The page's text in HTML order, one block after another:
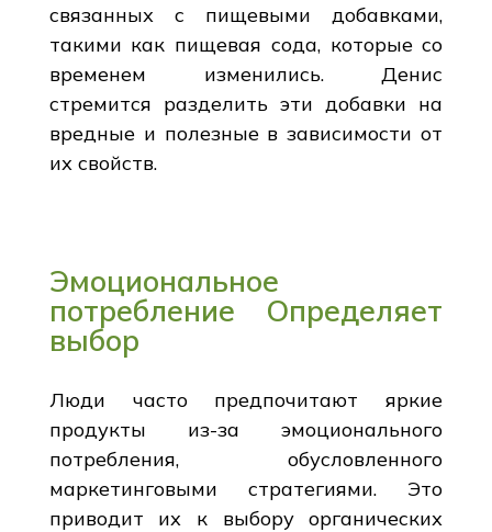
связанных с пищевыми добавками,
такими как пищевая сода, которые со
временем изменились. Денис
стремится разделить эти добавки на
вредные и полезные в зависимости от
их свойств.
Эмоциональное
потребление Определяет
выбор
Люди часто предпочитают яркие
продукты из-за эмоционального
потребления, обусловленного
маркетинговыми стратегиями. Это
приводит их к выбору органических